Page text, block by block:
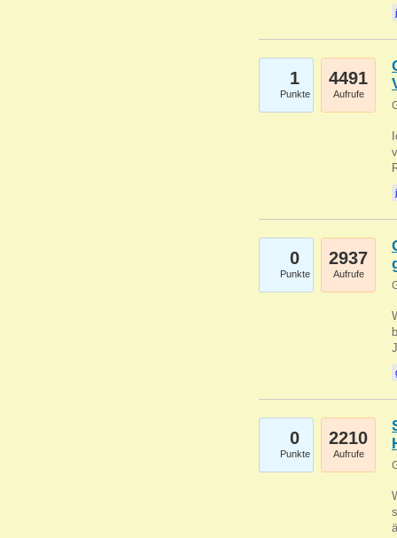
1
Punkte
4491
Aufrufe
0
Punkte
2937
Aufrufe
0
Punkte
2210
Aufrufe